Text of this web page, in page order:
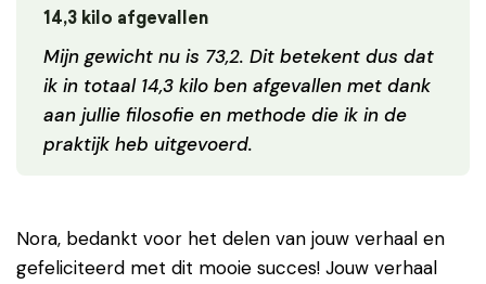
14,3 kilo afgevallen
Mijn gewicht nu is 73,2. Dit betekent dus dat
ik in totaal 14,3 kilo ben afgevallen met dank
aan jullie filosofie en methode die ik in de
praktijk heb uitgevoerd.
Nora, bedankt voor het delen van jouw verhaal en
gefeliciteerd met dit mooie succes! Jouw verhaal